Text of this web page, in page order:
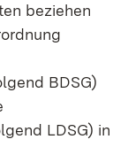
beziehen
BDSG)
LDSG) in